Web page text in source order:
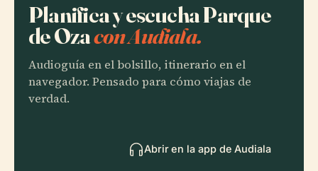
Planifica y escucha Parque
de Ozacon Audiala.
Audioguía en el bolsillo, itinerario en el
navegador. Pensado para cómo viajas de
verdad.
Abrir en la app de Audiala